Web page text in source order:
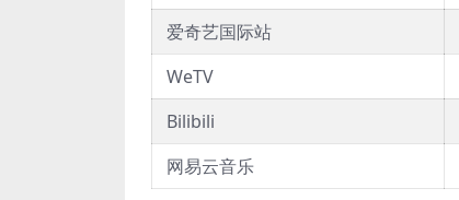
爱奇艺国际站
WeTV
Bilibili
网易云音乐